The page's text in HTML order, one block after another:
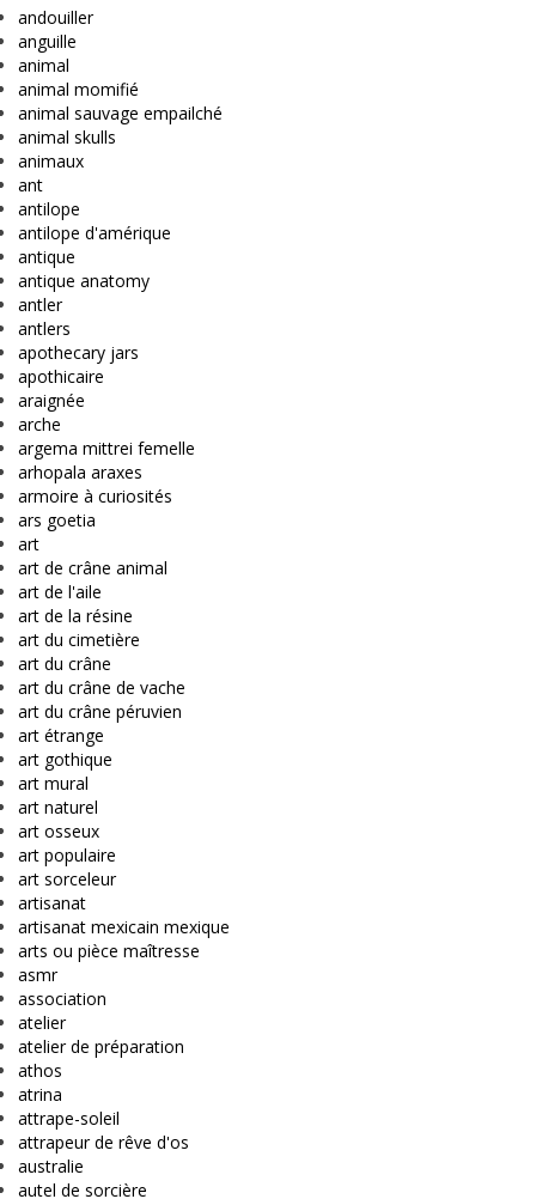
andouiller
anguille
animal
animal momifié
animal sauvage empailché
animal skulls
animaux
ant
antilope
antilope d'amérique
antique
antique anatomy
antler
antlers
apothecary jars
apothicaire
araignée
arche
argema mittrei femelle
arhopala araxes
armoire à curiosités
ars goetia
art
art de crâne animal
art de l'aile
art de la résine
art du cimetière
art du crâne
art du crâne de vache
art du crâne péruvien
art étrange
art gothique
art mural
art naturel
art osseux
art populaire
art sorceleur
artisanat
artisanat mexicain mexique
arts ou pièce maîtresse
asmr
association
atelier
atelier de préparation
athos
atrina
attrape-soleil
attrapeur de rêve d'os
australie
autel de sorcière